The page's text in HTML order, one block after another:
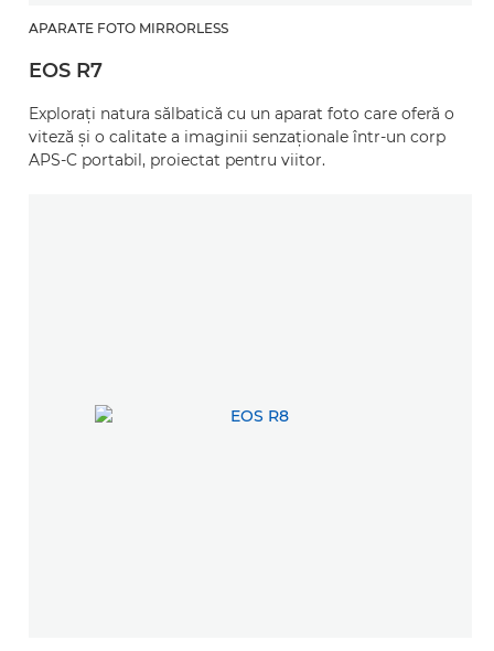
APARATE FOTO MIRRORLESS
EOS R7
Exploraţi natura sălbatică cu un aparat foto care oferă o
viteză şi o calitate a imaginii senzaţionale într-un corp
APS-C portabil, proiectat pentru viitor.